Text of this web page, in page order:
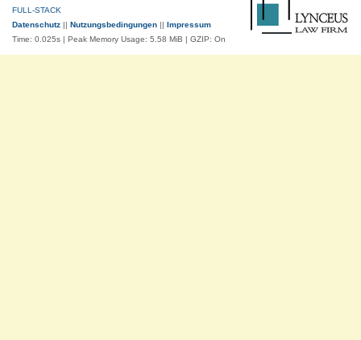
FULL-STACK
Datenschutz
Nutzungsbedingungen
Impressum
Time: 0.025s | Peak Memory Usage: 5.58 MiB | GZIP: On